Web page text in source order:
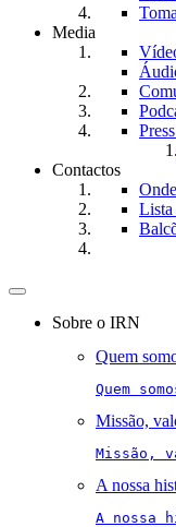
Media
Contactos
Lista
Toggle
navigationSobre o IRN
Quem
Quem
Missão,
Missão,
A nossa
A nossa